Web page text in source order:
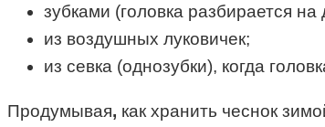
зубками (головка разбирается на
из воздушных луковичек;
из севка (однозубки), когда
Продумывая, как хранить чеснок